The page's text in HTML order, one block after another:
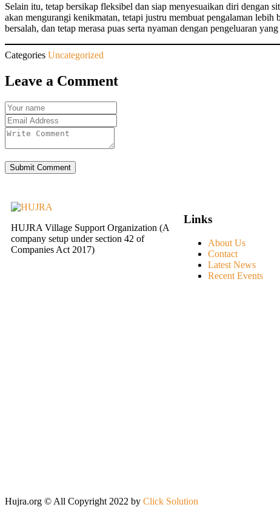
Selain itu, tetap bersikap fleksibel dan siap menyesuaikan diri dengan
akan mengurangi kenikmatan, tetapi justru membuat pengalaman
bersalah, dan tetap merasa puas serta nyaman dengan pengeluaran
Categories Uncategorized
Leave a Comment
Submit Comment
HUJRA Village Support Organization (A
company setup under section 42 of
Companies Act 2017)
Links
About Us
Contact
Latest News
Recent Events
Hujra.org © All Copyright 2022 by Click Solution